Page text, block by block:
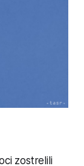
zostrelili